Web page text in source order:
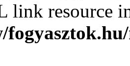
link resource